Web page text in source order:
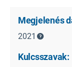
Megjelenés
2021
Kulcsszavak: